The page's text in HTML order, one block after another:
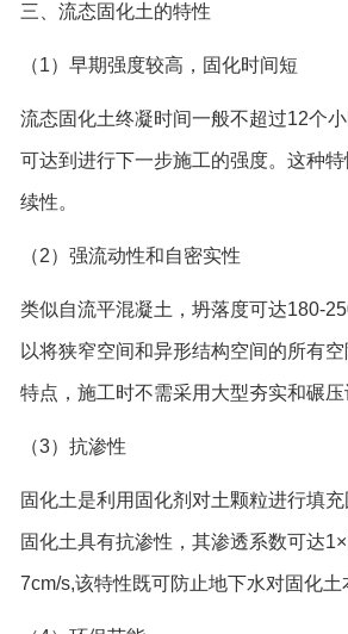
三、流态固化土的特性
（1）早期强度较高，固化时间短
流态固化土终凝时间一般不超过12个
可达到进行下一步施工的强度。这种
续性。
（2）强流动性和自密实性
类似自流平混凝土，坍落度可达180-
以将狭窄空间和异形结构空间的所有
特点，施工时不需采用大型夯实和碾压
（3）抗渗性
固化土是利用固化剂对土颗粒进行填
固化土具有抗渗性，其渗透系数可达
7cm/s,该特性既可防止地下水对固化土